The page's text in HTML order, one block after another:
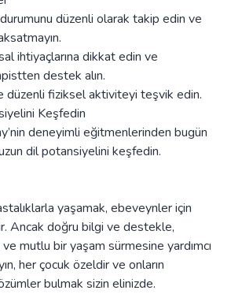
düzenli olarak takip edin ve
ihtiyaçlarına dikkat edin ve
destek alın.
düzenli fiziksel aktiviteyi teşvik edin.
Keşfedin
deneyimli eğitmenlerinden bugün
dil potansiyelini keşfedin.
yaşamak, ebeveynler için
Ancak doğru bilgi ve destekle,
ve mutlu bir yaşam sürmesine yardımcı
her çocuk özeldir ve onların
bulmak sizin elinizde.